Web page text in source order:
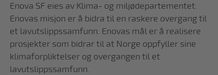
Enova SF eies av Klima- og miljødepartementet.
Enovas misjon er å bidra til en raskere overgang til
et lavutslippssamfunn. Enovas mål er å realisere
prosjekter som bidrar til at Norge oppfyller sine
klimaforpliktelser og overgangen til et
lavutslippssamfunn.